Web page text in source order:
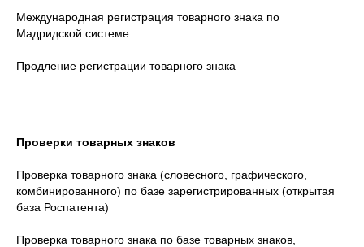
Международная регистрация товарного знака по
Мадридской системе
Продление регистрации товарного знака
Проверки товарных знаков
Проверка товарного знака (словесного, графического,
комбинированного) по базе зарегистрированных (открытая
база Роспатента)
Проверка товарного знака по базе товарных знаков,